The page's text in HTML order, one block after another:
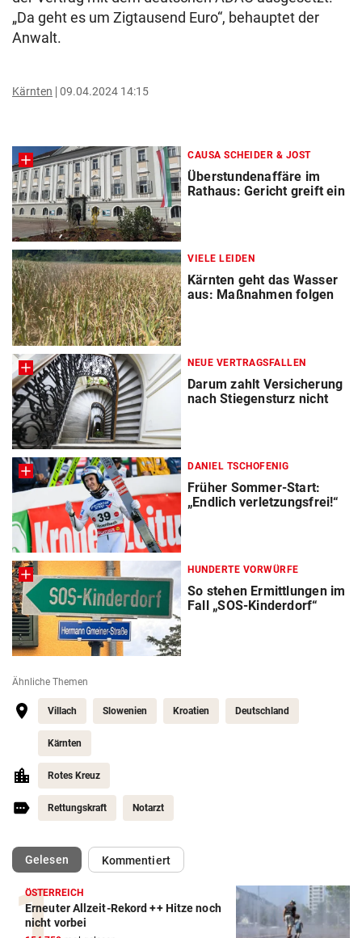
„Da geht es um Zigtausend Euro“, behauptet der
Anwalt.
Kärnten 09.04.2024 14:15
CAUSA SCHEIDER & JOST
Überstundenaffäre im
Rathaus: Gericht greift ein
VIELE LEIDEN
Kärnten geht das Wasser
aus: Maßnahmen folgen
NEUE VERTRAGSFALLEN
Darum zahlt Versicherung
nach Stiegensturz nicht
DANIEL TSCHOFENIG
Früher Sommer-Start:
„Endlich verletzungsfrei!“
HUNDERTE VORWÜRFE
So stehen Ermittlungen im
Fall „SOS-Kinderdorf“
Ähnliche Themen
Villach Slowenien Kroatien Deutschland
Kärnten
Rotes Kreuz
Rettungskraft Notarzt
Gelesen(ausgewählt)Kommentiert
ÖSTERREICH
Erneuter Allzeit-Rekord ++ Hitze noch
nicht vorbei